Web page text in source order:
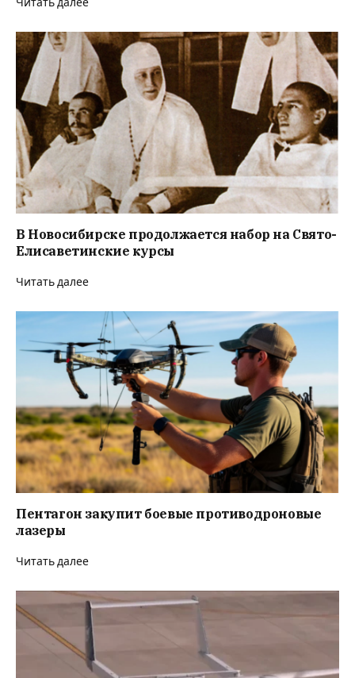
Читать далее
В Новосибирске продолжается набор на Свято-
Елисаветинские курсы
Читать далее
Пентагон закупит боевые противодроновые
лазеры
Читать далее